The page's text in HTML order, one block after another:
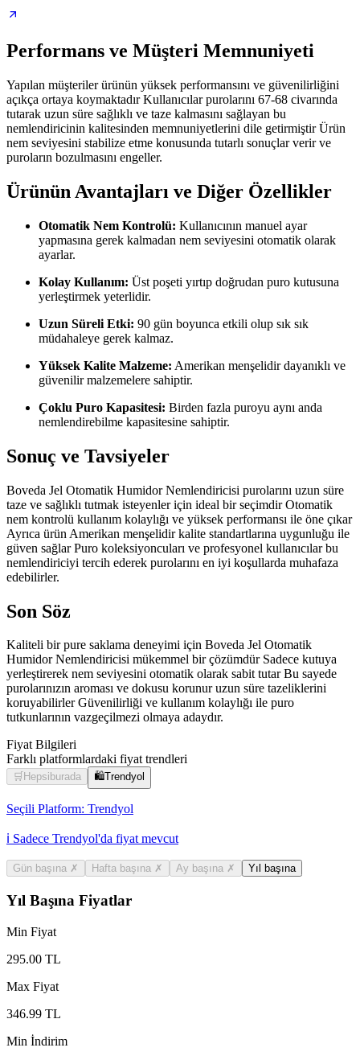
Performans ve Müşteri Memnuniyeti
Yapılan müşteriler ürünün yüksek performansını ve güvenilirliğini
açıkça ortaya koymaktadır Kullanıcılar purolarını 67-68 civarında
tutarak uzun süre sağlıklı ve taze kalmasını sağlayan bu
nemlendiricinin kalitesinden memnuniyetlerini dile getirmiştir Ürün
nem seviyesini stabilize etme konusunda tutarlı sonuçlar verir ve
puroların bozulmasını engeller.
Ürünün Avantajları ve Diğer Özellikler
Otomatik Nem Kontrolü: Kullanıcının manuel ayar
yapmasına gerek kalmadan nem seviyesini otomatik olarak
ayarlar.
Kolay Kullanım: Üst poşeti yırtıp doğrudan puro kutusuna
yerleştirmek yeterlidir.
Uzun Süreli Etki: 90 gün boyunca etkili olup sık sık
müdahaleye gerek kalmaz.
Yüksek Kalite Malzeme: Amerikan menşelidir dayanıklı ve
güvenilir malzemelere sahiptir.
Çoklu Puro Kapasitesi: Birden fazla puroyu aynı anda
nemlendirebilme kapasitesine sahiptir.
Sonuç ve Tavsiyeler
Boveda Jel Otomatik Humidor Nemlendiricisi purolarını uzun süre
taze ve sağlıklı tutmak isteyenler için ideal bir seçimdir Otomatik
nem kontrolü kullanım kolaylığı ve yüksek performansı ile öne çıkar
Ayrıca ürün Amerikan menşelidir kalite standartlarına uygunluğu ile
güven sağlar Puro koleksiyoncuları ve profesyonel kullanıcılar bu
nemlendiriciyi tercih ederek purolarını en iyi koşullarda muhafaza
edebilirler.
Son Söz
Kaliteli bir pure saklama deneyimi için Boveda Jel Otomatik
Humidor Nemlendiricisi mükemmel bir çözümdür Sadece kutuya
yerleştirerek nem seviyesini otomatik olarak sabit tutar Bu sayede
purolarınızın aroması ve dokusu korunur uzun süre tazeliklerini
koruyabilirler Güvenilirliği ve kullanım kolaylığı ile puro
tutkunlarının vazgeçilmezi olmaya adaydır.
Fiyat Bilgileri
Farklı platformlardaki fiyat trendleri
🛒 Hepsiburada 🛍️Trendyol
Seçili Platform: Trendyol
ℹ️ Sadece Trendyol'da fiyat mevcut
Gün başına ✗ Hafta başına ✗ Ay başına ✗ Yıl başına
Yıl Başına Fiyatlar
Min Fiyat
295.00 TL
Max Fiyat
346.99 TL
Min İndirim